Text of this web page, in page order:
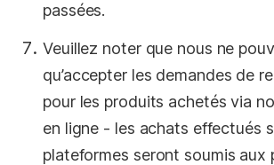
passées.
Veuillez noter que nous ne
qu’accepter les demandes de
pour les produits achetés via
en ligne - les achats effectués
plateformes seront soumis aux